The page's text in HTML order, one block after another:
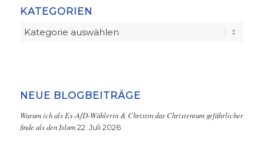
KATEGORIEN
Kategorien
NEUE BLOGBEITRÄGE
Warum ich als Ex-AfD-Wählerin & Christin das Christentum gefährlicher
finde als den Islam 22. Juli 2026